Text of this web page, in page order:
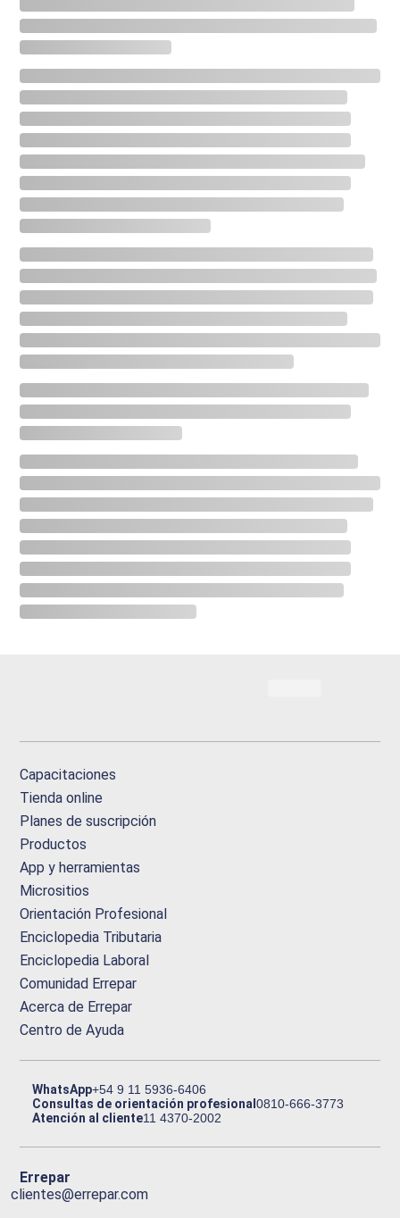
Capacitaciones
Tienda online
Planes de suscripción
Productos
App y herramientas
Micrositios
Orientación Profesional
Enciclopedia Tributaria
Enciclopedia Laboral
Comunidad Errepar
Acerca de Errepar
Centro de Ayuda
WhatsApp+54 9 11 5936-6406
Consultas de orientación profesional0810-666-3773
Atención al cliente11 4370-2002
Errepar
clientes@errepar.com